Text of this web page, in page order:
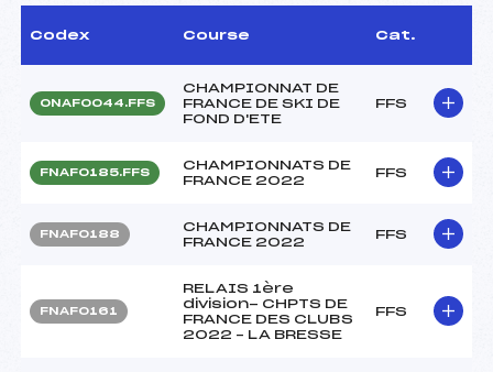
Codex Course Cat.
ONAF0044.FFS
CHAMPIONNAT DE
FRANCE DE SKI DE
FOND D'ETE
FFS
FNAF0185.FFS
CHAMPIONNATS DE
FRANCE 2022
FFS
FNAF0188
CHAMPIONNATS DE
FRANCE 2022
FFS
FNAF0161
RELAIS 1ère
division- CHPTS DE
FRANCE DES CLUBS
2022 – LA BRESSE
FFS